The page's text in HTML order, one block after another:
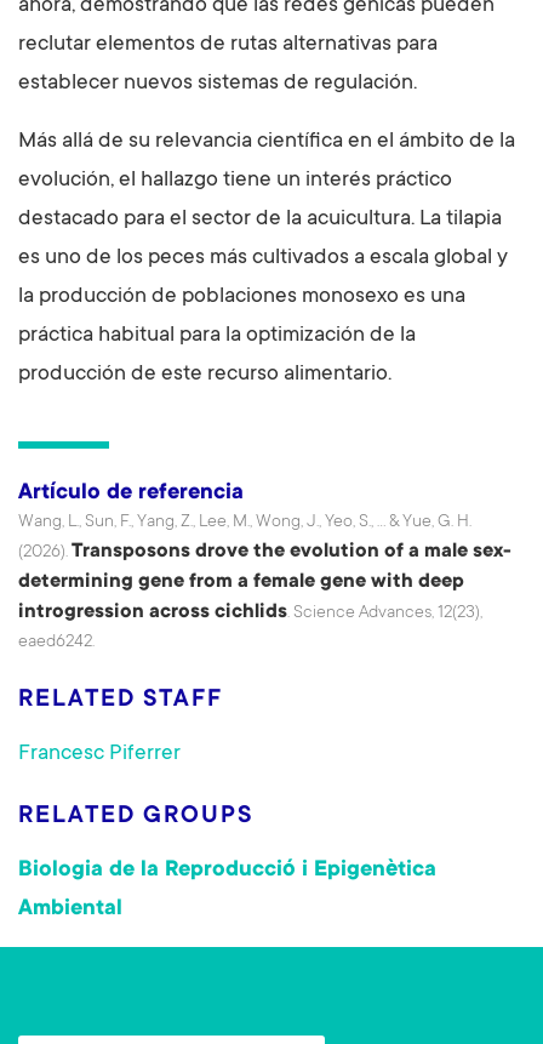
ahora, demostrando que las redes génicas pueden
reclutar elementos de rutas alternativas para
establecer nuevos sistemas de regulación.
Más allá de su relevancia científica en el ámbito de la
evolución, el hallazgo tiene un interés práctico
destacado para el sector de la acuicultura. La tilapia
es uno de los peces más cultivados a escala global y
la producción de poblaciones monosexo es una
práctica habitual para la optimización de la
producción de este recurso alimentario.
Artículo de referencia
Wang, L., Sun, F., Yang, Z., Lee, M., Wong, J., Yeo, S., ... & Yue, G. H.
(2026).Transposons drove the evolution of a male sex-
determining gene from a female gene with deep
introgression across cichlids. Science Advances, 12(23),
eaed6242.
RELATED STAFF
Francesc Piferrer
RELATED GROUPS
Biologia de la Reproducció i Epigenètica
Ambiental